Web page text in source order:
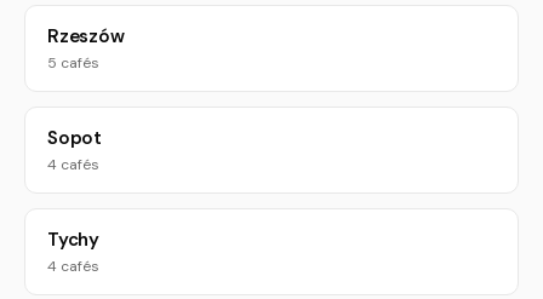
Rzeszów
5 cafés
Sopot
4 cafés
Tychy
4 cafés